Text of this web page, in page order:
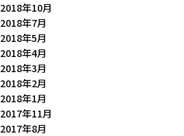
2018年10月
2018年7月
2018年5月
2018年4月
2018年3月
2018年2月
2018年1月
2017年11月
2017年8月